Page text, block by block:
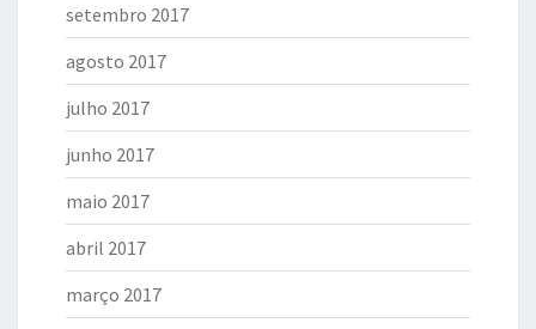
setembro 2017
agosto 2017
julho 2017
junho 2017
maio 2017
abril 2017
março 2017